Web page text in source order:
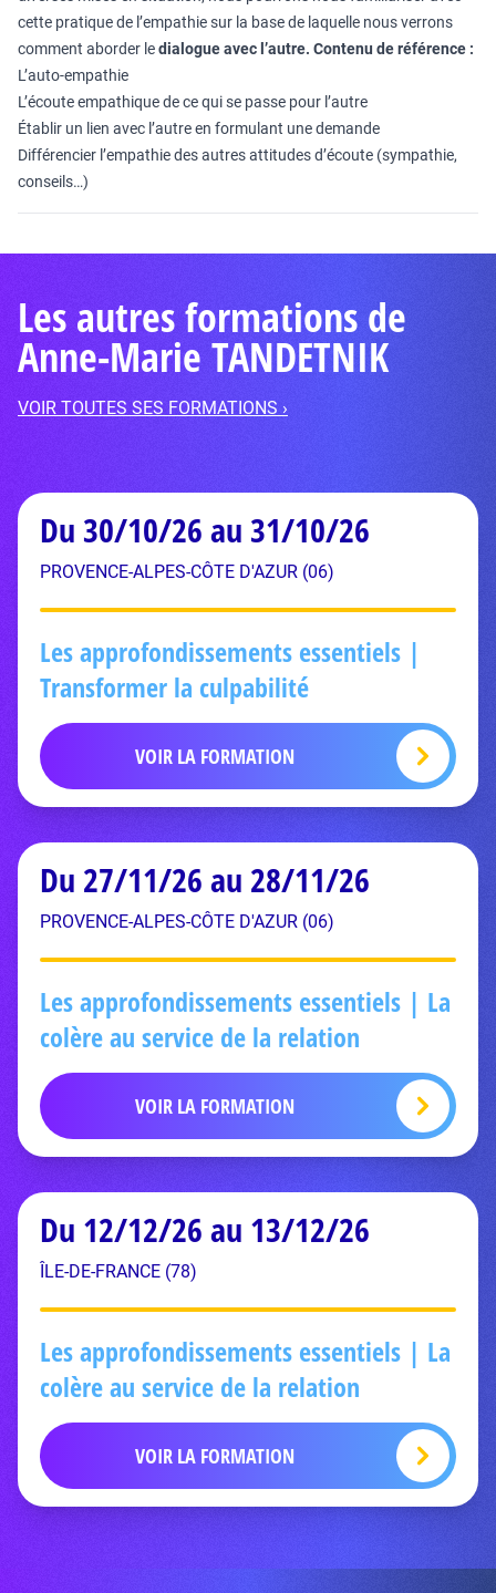
cette pratique de l’empathie sur la base de laquelle nous verrons
comment aborder ledialogue avec l’autre. Contenu de référence :
L’auto-empathie
L’écoute empathique de ce qui se passe pour l’autre
Établir un lien avec l’autre en formulant une demande
Différencier l’empathie des autres attitudes d’écoute (sympathie,
conseils…)
Les autres formations de
Anne-Marie TANDETNIK
VOIR TOUTES SES FORMATIONS ›
Du 30/10/26 au 31/10/26
PROVENCE-ALPES-CÔTE D'AZUR (06)
Les approfondissements essentiels |
Transformer la culpabilité
VOIR LA FORMATION
Du 27/11/26 au 28/11/26
PROVENCE-ALPES-CÔTE D'AZUR (06)
Les approfondissements essentiels | La
colère au service de la relation
VOIR LA FORMATION
Du 12/12/26 au 13/12/26
ÎLE-DE-FRANCE (78)
Les approfondissements essentiels | La
colère au service de la relation
VOIR LA FORMATION